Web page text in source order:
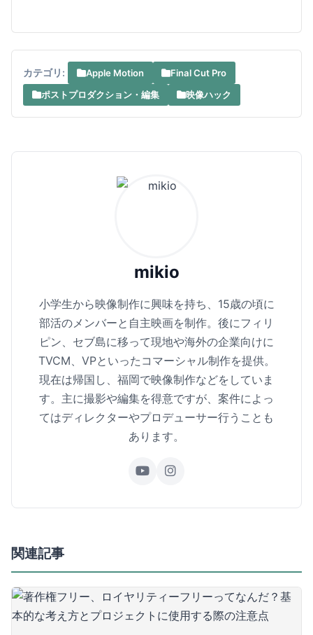
カテゴリ: Apple Motion
Final Cut Pro
ポストプロダクション・編集
映像ハック
mikio
小学生から映像制作に興味を持ち、15歳の頃に
部活のメンバーと自主映画を制作。後にフィリ
ピン、セブ島に移って現地や海外の企業向けに
TVCM、VPといったコマーシャル制作を提供。
現在は帰国し、福岡で映像制作などをしていま
す。主に撮影や編集を得意ですが、案件によっ
てはディレクターやプロデューサー行うことも
あります。
関連記事